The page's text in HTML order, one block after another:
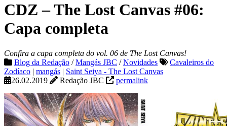
CDZ – The Lost Canvas #06:
Capa completa
Confira a capa completa do vol. 06 de The Lost Canvas!
Blog da Redação /Mangás JBC /Novidades
Cavaleiros do
Zodíaco | mangás | Saint Seiya - The Lost Canvas
26.02.2019
Redação JBC permalink